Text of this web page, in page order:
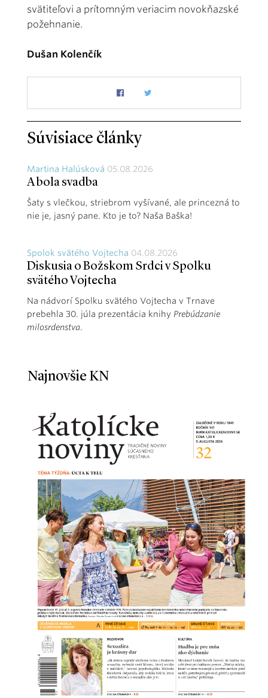
svätiteľovi a prítomným veriacim novokňazské
požehnanie.
Dušan Kolenčík
Súvisiace články
Martina Halúsková 05.08.2026
A bola svadba
Šaty s vlečkou, striebrom vyšívané, ale princezná to
nie je, jasný pane. Kto je to? Naša Baška!
Spolok svätého Vojtecha 04.08.2026
Diskusia o Božskom Srdci v Spolku
svätého Vojtecha
Na nádvorí Spolku svätého Vojtecha v Trnave
prebehla 30. júla prezentácia knihy Prebúdzanie
milosrdenstva.
Najnovšie KN